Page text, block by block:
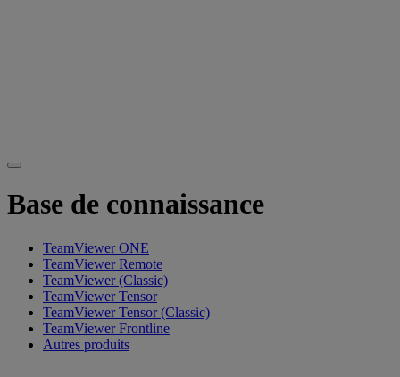
Base de connaissance
TeamViewer ONE
TeamViewer Remote
TeamViewer (Classic)
TeamViewer Tensor
TeamViewer Tensor (Classic)
TeamViewer Frontline
Autres produits